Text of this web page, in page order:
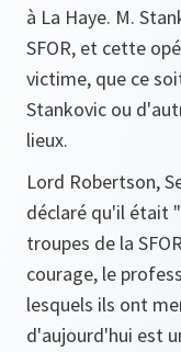
à La Haye. M.
SFOR, et cette
victime, que ce
Stankovic ou
lieux.
Lord Robertson,
déclaré qu'il était
troupes de la
courage, le
lesquels ils ont
d'aujourd'hui est